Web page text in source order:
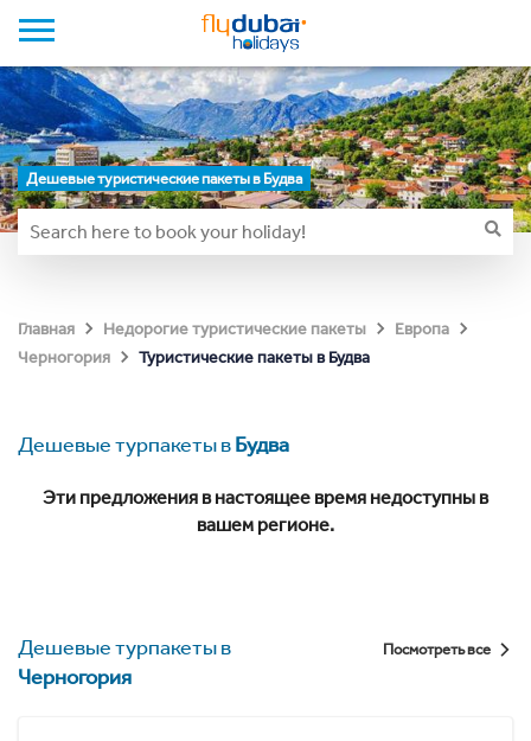
Дешевые туристические пакеты в Будва
Главная Недорогие туристические пакеты
Европа
Черногория
Туристические пакеты в Будва
Дешевые турпакеты вБудва
Эти предложения в настоящее время недоступны в
вашем регионе.
Дешевые турпакеты в
Черногория
Посмотреть все